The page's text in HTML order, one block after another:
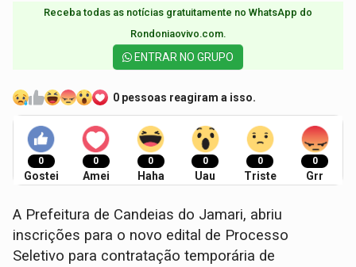
Receba todas as notícias gratuitamente no WhatsApp do
Rondoniaovivo.com.​
ENTRAR NO GRUPO
0 pessoas reagiram a isso.
0
Gostei
0
Amei
0
Haha
0
Uau
0
Triste
0
Grr
A Prefeitura de Candeias do Jamari, abriu
inscrições para o novo edital de Processo
Seletivo para contratação temporária de